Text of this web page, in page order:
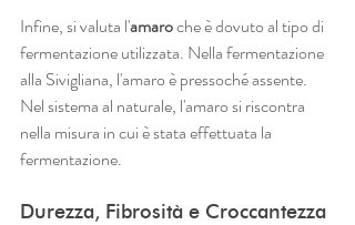
Infine, si valuta l'amaro che è dovuto al tipo di
fermentazione utilizzata. Nella fermentazione
alla Sivigliana, l'amaro è pressoché assente.
Nel sistema al naturale, l'amaro si riscontra
nella misura in cui è stata effettuata la
fermentazione.
Durezza, Fibrosità e Croccantezza